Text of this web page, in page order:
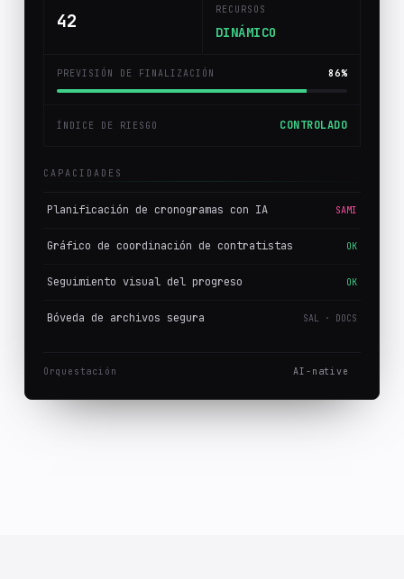
41
RECURSOS
DINÁMICO
PREVISIÓN DE FINALIZACIÓN 86%
ÍNDICE DE RIESGO CONTROLADO
CAPACIDADES
Planificación de cronogramas con IA SAMI
Gráfico de coordinación de contratistas OK
Seguimiento visual del progreso OK
Bóveda de archivos segura SAL · DOCS
Orquestación AI-native